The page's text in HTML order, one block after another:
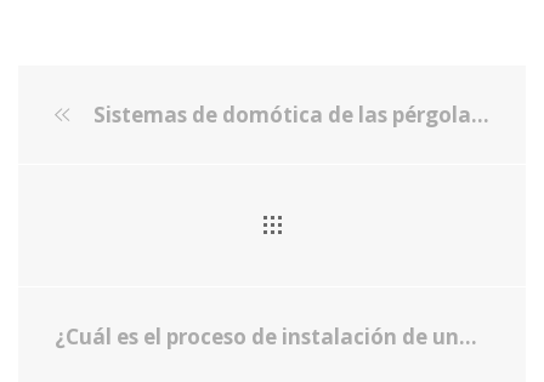
Sistemas de domótica de las pérgolas bioclimáticas de Acristalar
¿Cuál es el proceso de instalación de una pérgola bioclimática?